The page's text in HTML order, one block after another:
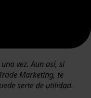
vez. Aun así, si
Marketing, te
serte de utilidad.